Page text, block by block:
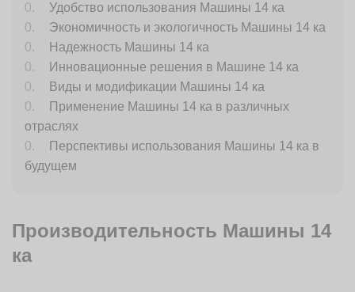
Удобство использования Машины 14 ка
Экономичность и экологичность Машины 14 ка
Надежность Машины 14 ка
Инновационные решения в Машине 14 ка
Виды и модификации Машины 14 ка
Применение Машины 14 ка в различных
отраслях
Перспективы использования Машины 14 ка в
будущем
Производительность Машины 14
ка